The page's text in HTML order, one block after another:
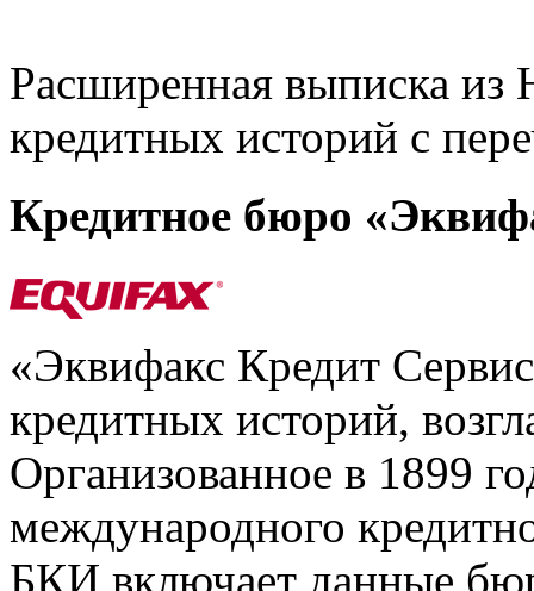
Расширенная выписка из
кредитных историй с
Кредитное бюро
«Эквифакс Кредит
кредитных историй,
Организованное в 1899
международного
БКИ включает данные